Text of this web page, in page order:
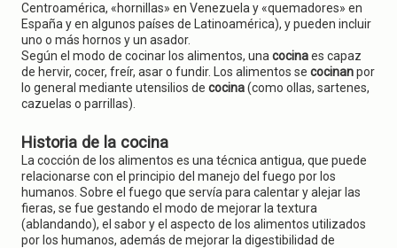
Centroamérica, «hornillas» en Venezuela y «quemadores» en
España y en algunos países de Latinoamérica), y pueden incluir
uno o más hornos y un asador.
Según el modo de cocinar los alimentos, una cocinaes capaz
de hervir, cocer, freír, asar o fundir. Los alimentos se cocinanpor
lo general mediante utensilios de cocina(como ollas, sartenes,
cazuelas o parrillas).
Historia de la cocina
La cocción de los alimentos es una técnica antigua, que puede
relacionarse con el principio del manejo del fuego por los
humanos. Sobre el fuego que servía para calentar y alejar las
fieras, se fue gestando el modo de mejorar la textura
(ablandando), el sabor y el aspecto de los alimentos utilizados
por los humanos, además de mejorar la digestibilidad de